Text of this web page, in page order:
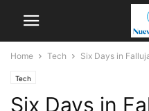
Home Tech Six Days in
Tech
Six Days in